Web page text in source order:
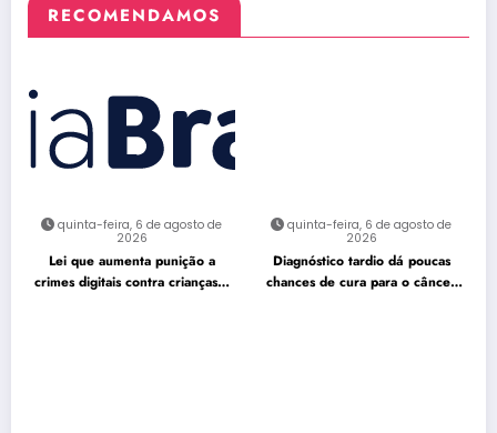
RECOMENDAMOS
quinta-feira, 6 de agosto de
2026
Lei que aumenta punição a
crimes digitais contra crianças é
quinta-feira, 6 de agosto de
2026
Diagnóstico tardio dá poucas
chances de cura para o câncer